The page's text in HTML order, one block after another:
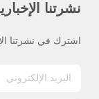
نشرتنا
اشترك في نشرتنا